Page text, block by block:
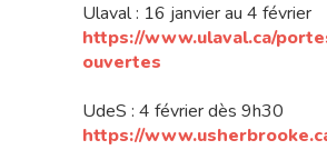
Ulaval : 16 janvier au 4 février
https://www.ulaval.ca/
ouvertes
UdeS : 4 février dès 9h30
https://